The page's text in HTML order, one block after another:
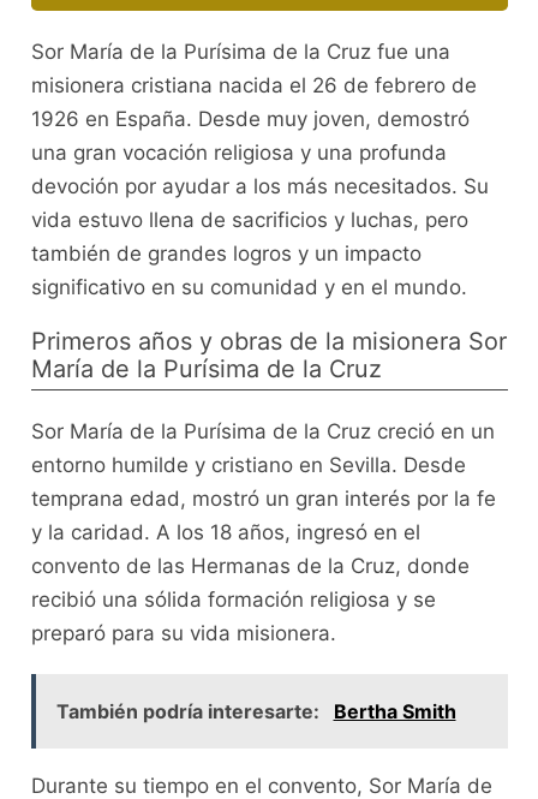
Sor María de la Purísima de la Cruz fue una
misionera cristiana nacida el 26 de febrero de
1926 en España. Desde muy joven, demostró
una gran vocación religiosa y una profunda
devoción por ayudar a los más necesitados. Su
vida estuvo llena de sacrificios y luchas, pero
también de grandes logros y un impacto
significativo en su comunidad y en el mundo.
Primeros años y obras de la misionera Sor
María de la Purísima de la Cruz
Sor María de la Purísima de la Cruz creció en un
entorno humilde y cristiano en Sevilla. Desde
temprana edad, mostró un gran interés por la fe
y la caridad. A los 18 años, ingresó en el
convento de las Hermanas de la Cruz, donde
recibió una sólida formación religiosa y se
preparó para su vida misionera.
También podría interesarte: Bertha Smith
Durante su tiempo en el convento, Sor María de